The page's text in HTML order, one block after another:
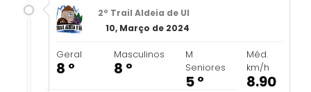
2º Trail Aldeia de Ul
10, Março de 2024
Geral
8 º
Masculinos
8 º
M
Seniores
5 º
Méd.
km/h
8.90